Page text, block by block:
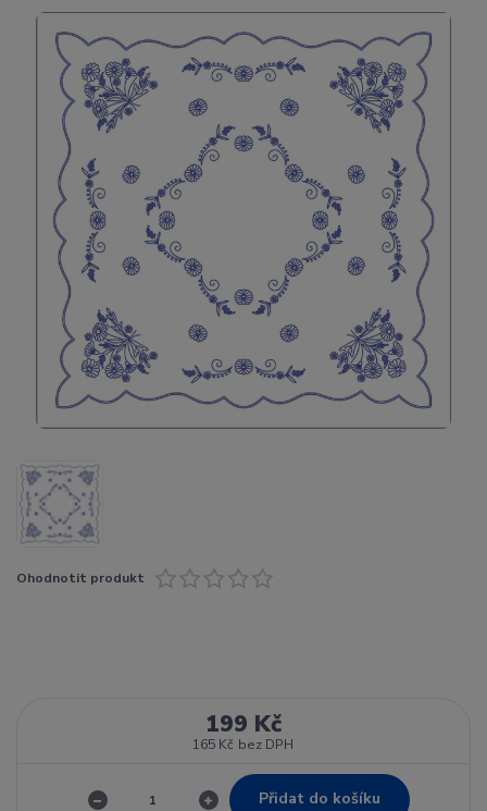
Ohodnotit produkt
199 Kč
165 Kč bez DPH
Přidat do košíku